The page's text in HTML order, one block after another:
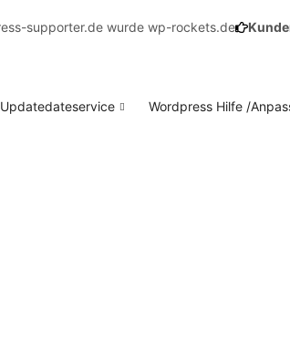
wurde wp-rockets.de
Wordpress Hilfe /